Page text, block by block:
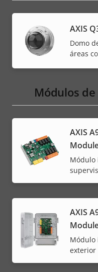
AXIS
Domo
áreas
Módulos
AXIS
Módulo
AXIS
Módulo
exterior